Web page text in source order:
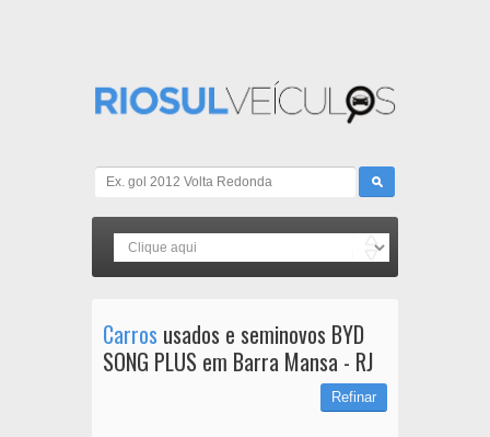
Carros usados e seminovos BYD
SONG PLUS em Barra Mansa - RJ
Refinar